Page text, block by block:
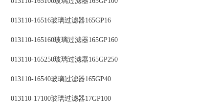
013110-16516玻璃过滤器165GP16
013110-165160玻璃过滤器165GP160
013110-165250玻璃过滤器165GP250
013110-16540玻璃过滤器165GP40
013110-17100玻璃过滤器17GP100